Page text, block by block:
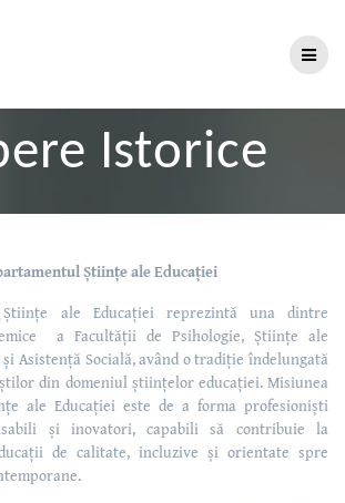
Istorice
Științe ale Educației
ale Educației reprezintă una dintre
a Facultății de Psihologie, Științe ale
și Asistență Socială, având o tradiție îndelungată
din domeniul științelor educației. Misiunea
ale Educației este de a forma profesioniști
și inovatori, capabili să contribuie la
de calitate, incluzive și orientate spre